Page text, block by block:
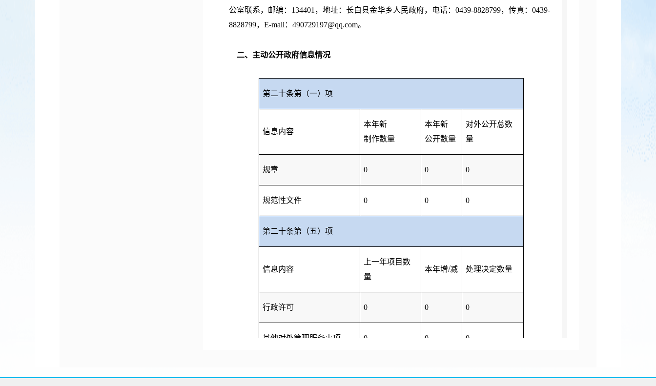
公室联系，邮编： 134401 ，地址：长白县金华乡人民政府，电话： 0439-8828799，传真： 0439-
8828799， E-mail ： 490729197@qq.com。
二、主动公开政府信息情况
第二十条第（一）项
信息内容
本年新
制作数量
本年新
公开数量
对外公开总数
量
规章 0 0 0
规范性文件 0 0 0
第二十条第（五）项
信息内容
上一年项目数
量
本年增/减 处理决定数量
行政许可 0 0 0
其他对外管理服务事项 0 0 0